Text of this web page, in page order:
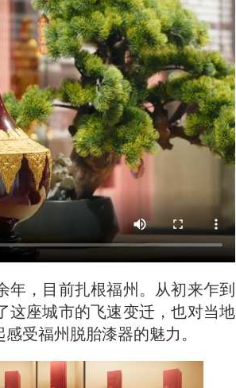
，目前扎根福州。从初来乍到
这座城市的飞速变迁，也对当地
受福州脱胎漆器的魅力。